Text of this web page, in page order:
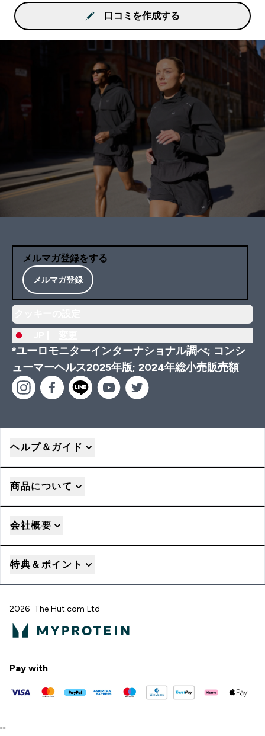
口コミを作成する
メルマガ登録をする
メルマガ登録
*ユーロモニターインターナショナル調べ; コンシ
ューマーヘルス2025年版; 2024年総小売販売額
ヘルプ＆ガイド
商品について
会社概要
特典＆ポイント
2026 The Hut.com Ltd
Pay with
""